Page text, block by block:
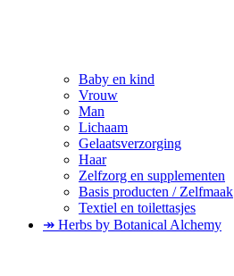
Baby en kind
Vrouw
Man
Lichaam
Gelaatsverzorging
Haar
Zelfzorg en supplementen
Basis producten / Zelfmaak
Textiel en toilettasjes
↠ Herbs by Botanical Alchemy